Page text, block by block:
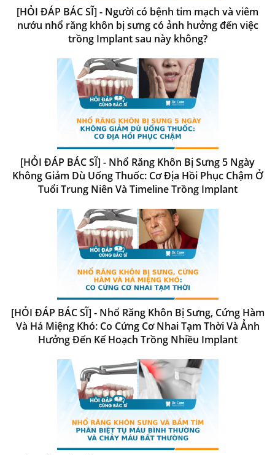
[HỎI ĐÁP BÁC SĨ] - Người có bệnh tim mạch và viêm
nướu nhổ răng khôn bị sưng có ảnh hưởng đến việc
trồng Implant sau này không?
[HỎI ĐÁP BÁC SĨ] - Nhổ Răng Khôn Bị Sưng 5 Ngày
Không Giảm Dù Uống Thuốc: Cơ Địa Hồi Phục Chậm Ở
Tuổi Trung Niên Và Timeline Trồng Implant
[HỎI ĐÁP BÁC SĨ] - Nhổ Răng Khôn Bị Sưng, Cứng Hàm
Và Há Miệng Khó: Co Cứng Cơ Nhai Tạm Thời Và Ảnh
Hưởng Đến Kế Hoạch Trồng Nhiều Implant